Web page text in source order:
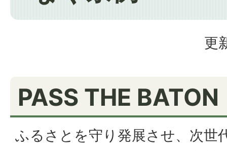
更
PASS THE BATON
ふるさとを守り発展させ、次世